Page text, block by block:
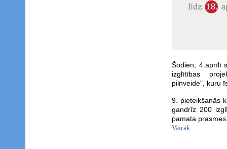
Šodien, 4.aprīlī
izglītības
pilnveide", kuru
9. pieteikšanās
gandrīz 200
pamata
Vairāk